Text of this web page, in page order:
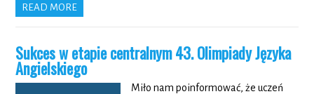
READ MORE
Sukces w etapie centralnym 43. Olimpiady Języka
Angielskiego
Miło nam poinformować, że uczeń